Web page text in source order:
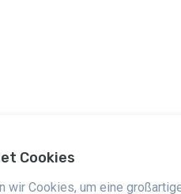
Cookies
wir Cookies, um eine